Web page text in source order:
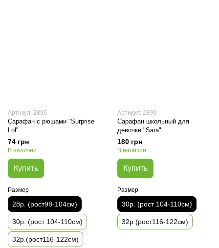
Артикул: 2896
Сарафан с рюшами "Surprise
Lol"
74 грн
В наличии
Купить
Размер
28р. (рост98-104см)
30р. (рост 104-110см)
32р.(рост116-122см)
Артикул: 2899
Сарафан школьный для
девочки "Sara"
180 грн
В наличии
Купить
Размер
30р. (рост 104-110см)
32р.(рост116-122см)